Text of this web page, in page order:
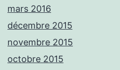
mars 2016
décembre 2015
novembre 2015
octobre 2015